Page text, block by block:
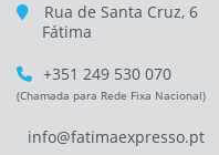
Rua de Santa Cruz, 6
Fátima
+351 249 530 070
(Chamada para Rede Fixa Nacional)
info@fatimaexpresso.pt